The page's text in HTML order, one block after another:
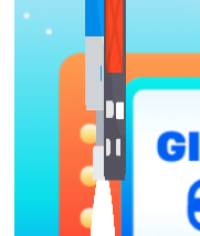
Bán Hàng Online
2,632 bài viết
New